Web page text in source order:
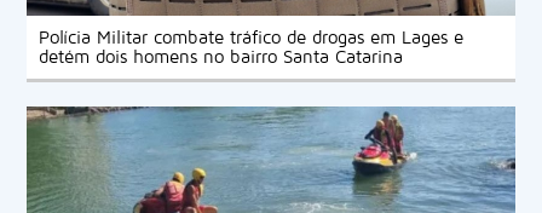
Polícia Militar combate tráfico de drogas em Lages e
detém dois homens no bairro Santa Catarina